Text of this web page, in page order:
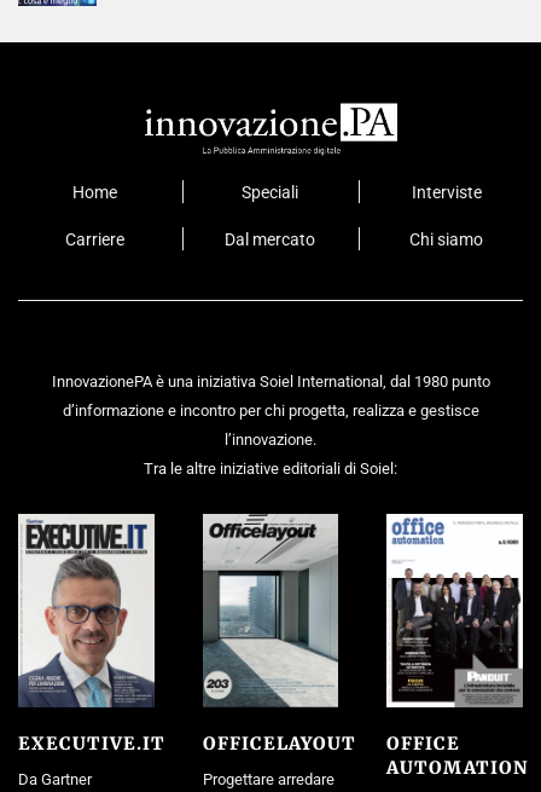
Home Speciali Interviste
Carriere Dal mercato Chi siamo
InnovazionePA è una iniziativa Soiel International, dal 1980 punto
d’informazione e incontro per chi progetta, realizza e gestisce
l’innovazione.
Tra le altre iniziative editoriali di Soiel:
EXECUTIVE.IT
Da Gartner
OFFICELAYOUT
Progettare arredare
OFFICE
AUTOMATION